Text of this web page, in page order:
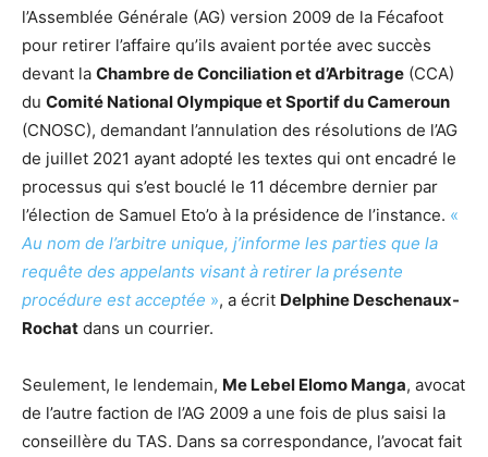
l’Assemblée Générale (AG) version 2009 de la Fécafoot
pour retirer l’affaire qu’ils avaient portée avec succès
devant la Chambre de Conciliation et d’Arbitrage (CCA)
du Comité National Olympique et Sportif du Cameroun
(CNOSC), demandant l’annulation des résolutions de l’AG
de juillet 2021 ayant adopté les textes qui ont encadré le
processus qui s’est bouclé le 11 décembre dernier par
l’élection de Samuel Eto’o à la présidence de l’instance. «
Au nom de l’arbitre unique, j’informe les parties que la
requête des appelants visant à retirer la présente
procédure est acceptée », a écrit Delphine Deschenaux-
Rochat dans un courrier.
Seulement, le lendemain, Me Lebel Elomo Manga, avocat
de l’autre faction de l’AG 2009 a une fois de plus saisi la
conseillère du TAS. Dans sa correspondance, l’avocat fait